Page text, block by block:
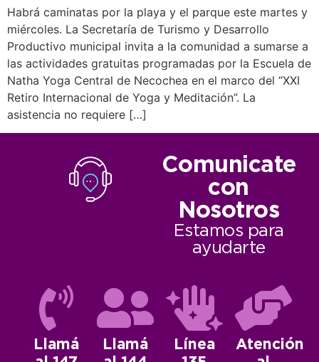
Habrá caminatas por la playa y el parque este martes y
miércoles. La Secretaría de Turismo y Desarrollo
Productivo municipal invita a la comunidad a sumarse a
las actividades gratuitas programadas por la Escuela de
Natha Yoga Central de Necochea en el marco del “XXI
Retiro Internacional de Yoga y Meditación”. La
asistencia no requiere […]
Comunicate
con
Nosotros
Estamos para
ayudarte
Llamá
Llamá
Línea
Atención